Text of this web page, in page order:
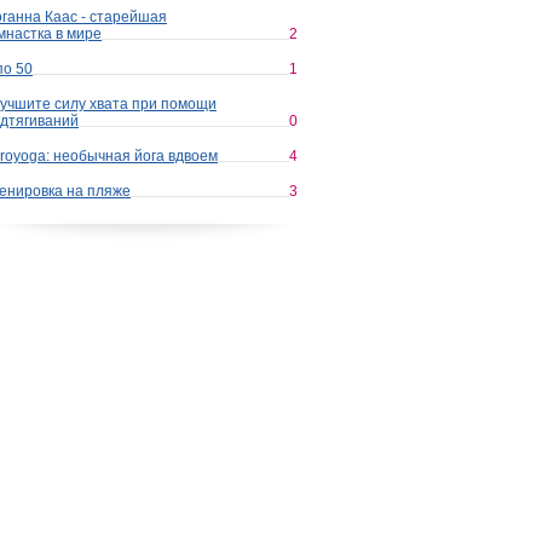
Каас - старейшая
в мире
2
50 1
силу хвата при помощи
0
необычная йога вдвоем 4
на пляже 3